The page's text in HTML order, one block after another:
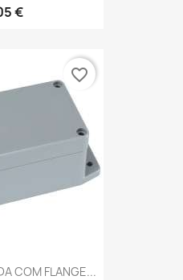
€
COM FLANGE...
favorite_border